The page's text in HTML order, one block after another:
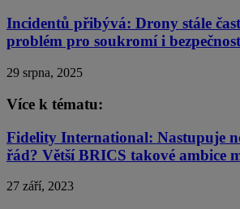
Incidentů přibývá: Drony stále
problém pro soukromí i bezpečnost
29 srpna, 2025
Více k tématu:
Fidelity International: Nastupuje
řád? Větší BRICS takové ambice
27 září, 2023